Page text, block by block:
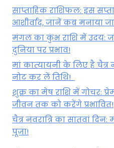
साप्ताहिक राशिफल: इस
आशीर्वाद, जानें कब मनाया
मंगल का कुंभ राशि में उदय:
दुनिया पर प्रभाव!
मां कात्‍यायनी के लिए है चैत्र
नोट कर लें तिथि!
शुक्र का मेष राशि में गोचर:
जीवन तक को करेंगे प्रभावित!
चैत्र नवरात्रि का सातवां
पूजा!